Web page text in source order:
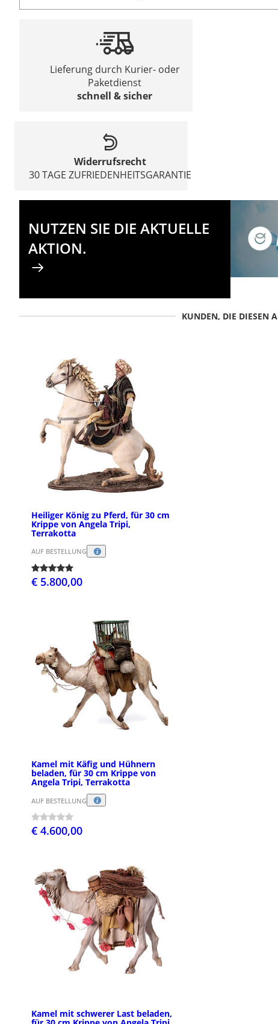
Lieferung durch Kurier- oder
Paketdienst
schnell & sicher
Widerrufsrecht
30 TAGE ZUFRIEDENHEITSGARANTIE
NUTZEN SIE DIE AKTUELLE
AKTION.
KUNDEN, DIE DIESEN
Heiliger König zu Pferd, für 30 cm
Krippe von Angela Tripi,
Terrakotta
AUF BESTELLUNG
€ 5.800,00
Kamel mit Käfig und Hühnern
beladen, für 30 cm Krippe von
Angela Tripi, Terrakotta
AUF BESTELLUNG
€ 4.600,00
Kamel mit schwerer Last beladen,